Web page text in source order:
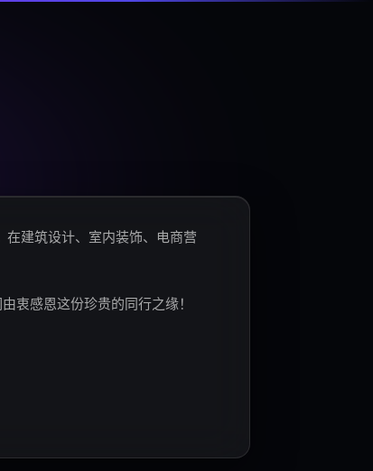
建筑设计、室内装饰、电商营
衷感恩这份珍贵的同行之缘！